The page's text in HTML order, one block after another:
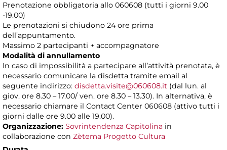
Prenotazione obbligatoria allo 060608 (tutti i giorni 9.00
-19.00)
Le prenotazioni si chiudono 24 ore prima
dell’appuntamento.
Massimo 2 partecipanti + accompagnatore
Modalità di annullamento
In caso di impossibilità a partecipare all’attività prenotata, è
necessario comunicare la disdetta tramite email al
seguente indirizzo: disdetta.visite@060608.it (dal lun. al
giov. ore 8.30 – 17.00/ ven. ore 8.30 – 13.30). In alternativa, è
necessario chiamare il Contact Center 060608 (attivo tutti i
giorni dalle ore 9.00 alle 19.00).
Organizzazione: Sovrintendenza Capitolina in
collaborazione con Zètema Progetto Cultura